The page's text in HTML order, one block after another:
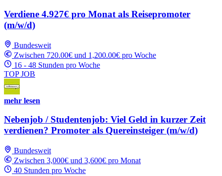
Verdiene 4.927€ pro Monat als Reisepromoter
(m/w/d)
Bundesweit
Zwischen 720.00€ und 1,200.00€ pro Woche
16 - 48 Stunden pro Woche
TOP JOB
mehr lesen
Nebenjob / Studentenjob: Viel Geld in kurzer Zeit
verdienen? Promoter als Quereinsteiger (m/w/d)
Bundesweit
Zwischen 3,000€ und 3,600€ pro Monat
40 Stunden pro Woche